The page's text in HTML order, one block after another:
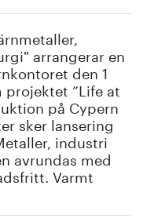
arrangerar en
den 1
”Life at
på Cypern
sker lansering
industri
avrundas med
Varmt